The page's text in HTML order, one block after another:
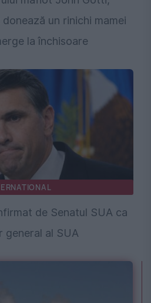
un rinichi mamei
la închisoare
de Senatul SUA ca
general al SUA